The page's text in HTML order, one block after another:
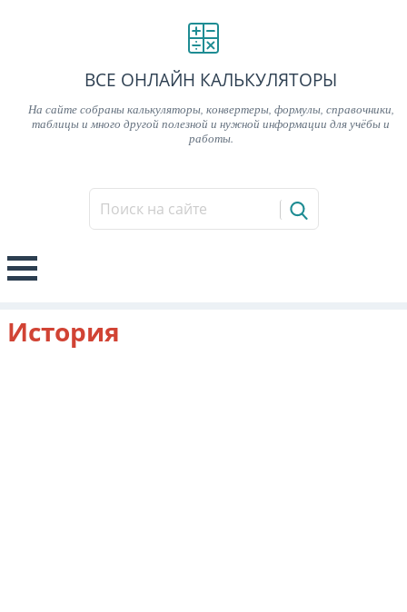
ВСЕ ОНЛАЙН КАЛЬКУЛЯТОРЫ
На сайте собраны калькуляторы, конвертеры, формулы, справочники,
таблицы и много другой полезной и нужной информации для учёбы и
работы.
История